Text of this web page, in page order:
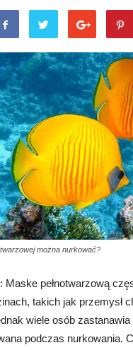
można nurkować?
Maske pełnotwarzową
takich jak przemysł
wiele osób
podczas nurkowania.